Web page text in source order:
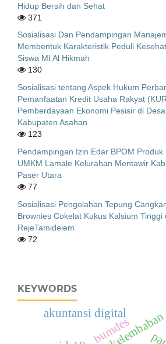
Hidup Bersih dan Sehat
371
Sosialisasi Dan Pendampingan
Membentuk Karakteristik Peduli
Siswa MI Al Hikmah
130
Sosialisasi tentang Aspek Hukum
Pemanfaatan Kredit Usaha Rakyat
Pemberdayaan Ekonomi Pesisir di
Kabupaten Asahan
123
Pendampingan Izin Edar BPOM Produk
UMKM Lamale Kelurahan Mentawir
Paser Utara
77
Sosialisasi Pengolahan Tepung
Brownies Cokelat Kukus Kalsium Tinggi
RejeTamidelem
72
KEYWORDS
kelembaban
bumdes
akuntansi digital